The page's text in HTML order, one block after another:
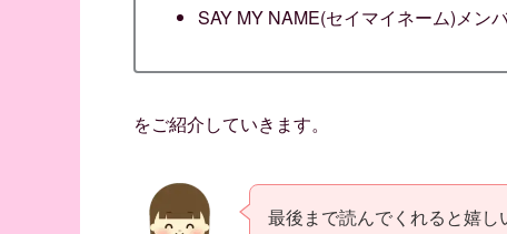
SAY MY NAME(セイマイネーム)メン
をご紹介していきます。
最後まで読んでくれると嬉